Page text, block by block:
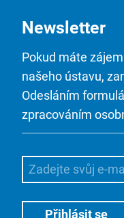
Newsletter
Pokud máte
našeho ústavu,
Odesláním
zpracováním